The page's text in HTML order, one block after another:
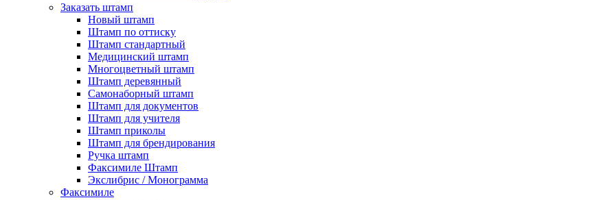
Заказать штамп
Новый штамп
Штамп по оттиску
Штамп стандартный
Медицинский штамп
Многоцветный штамп
Штамп деревянный
Самонаборный штамп
Штамп для документов
Штамп для учителя
Штамп приколы
Штамп для брендирования
Ручка штамп
Факсимиле Штамп
Экслибрис / Монограмма
Факсимиле